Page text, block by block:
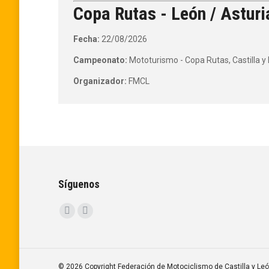
Copa Rutas - León /
Fecha: 22/08/2026
Campeonato: Mototurismo - Copa Rutas, Castilla y
Organizador: FMCL
Síguenos
Encuéntranos en:
in
in
© 2026 Copyright Federación de Motociclismo de Castilla y